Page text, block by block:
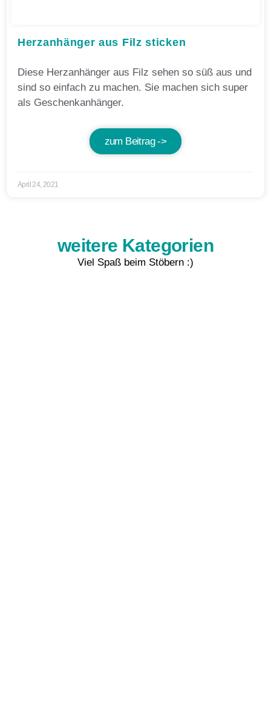
Herzanhänger aus Filz sticken
Diese Herzanhänger aus Filz sehen so süß aus und
sind so einfach zu machen. Sie machen sich super
als Geschenkanhänger.
zum Beitrag ->
April 24, 2021
weitere Kategorien
Viel Spaß beim Stöbern :)